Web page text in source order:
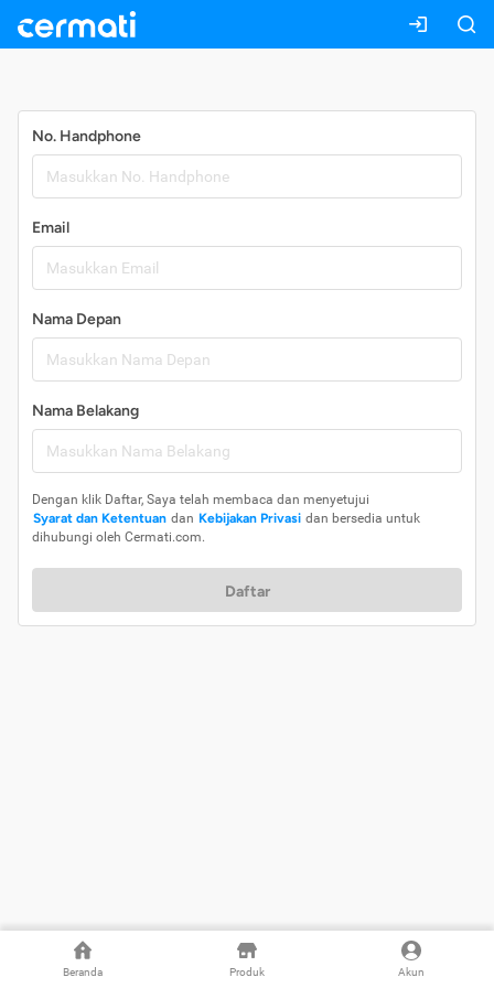
Beranda Produk Akun
No. Handphone
Email
Nama Depan
Nama Belakang
Dengan klik Daftar, Saya telah membaca dan menyetujui
Syarat dan Ketentuan dan Kebijakan Privasi dan bersedia untuk
dihubungi oleh Cermati.com.
Daftar